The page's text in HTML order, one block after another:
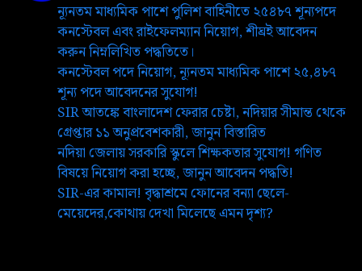
ন্যূনতম মাধ্যমিক পাশে পুলিশ বাহিনীতে ২৫৪৮৭ শূন্যপদে
কনস্টেবল এবং রাইফেলম্যান নিয়োগ, শীঘ্রই আবেদন
করুন নিম্নলিখিত পদ্ধতিতে।
কনস্টেবল পদে নিয়োগ, ন্যূনতম মাধ্যমিক পাশে ২৫,৪৮৭
শূন্য পদে আবেদনের সুযোগ!
SIR আতঙ্কে বাংলাদেশ ফেরার চেষ্টা, নদিয়ার সীমান্ত থেকে
গ্রেপ্তার ১১ অনুপ্রবেশকারী, জানুন বিস্তারিত
নদিয়া জেলায় সরকারি স্কুলে শিক্ষকতার সুযোগ! গণিত
বিষয়ে নিয়োগ করা হচ্ছে, জানুন আবেদন পদ্ধতি!
SIR-এর কামাল! বৃদ্ধাশ্রমে ফোনের বন্যা ছেলে-
মেয়েদের,কোথায় দেখা মিলেছে এমন দৃশ্য?